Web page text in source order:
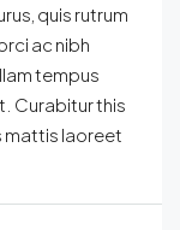
quis rutrum
ac nibh
tempus
Curabitur this
mattis laoreet